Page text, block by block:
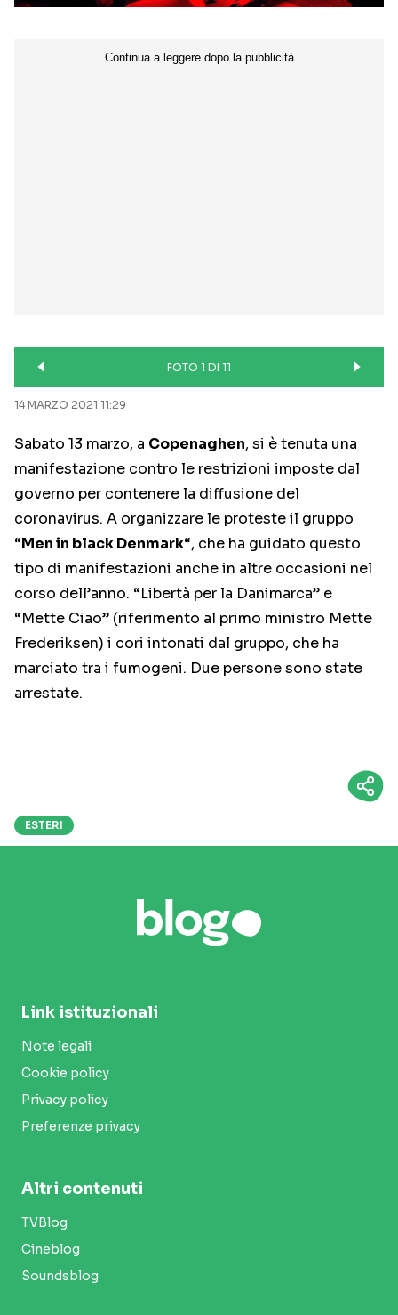
FOTO 1 DI 11
14 MARZO 2021 11:29
Sabato 13 marzo, a Copenaghen, si è tenuta una
manifestazione contro le restrizioni imposte dal
governo per contenere la diffusione del
coronavirus. A organizzare le proteste il gruppo
“Men in black Denmark“, che ha guidato questo
tipo di manifestazioni anche in altre occasioni nel
corso dell’anno. “Libertà per la Danimarca” e
“Mette Ciao” (riferimento al primo ministro Mette
Frederiksen) i cori intonati dal gruppo, che ha
marciato tra i fumogeni. Due persone sono state
arrestate.
ESTERI
Link istituzionali
Note legali
Cookie policy
Privacy policy
Preferenze privacy
Altri contenuti
TVBlog
Cineblog
Soundsblog